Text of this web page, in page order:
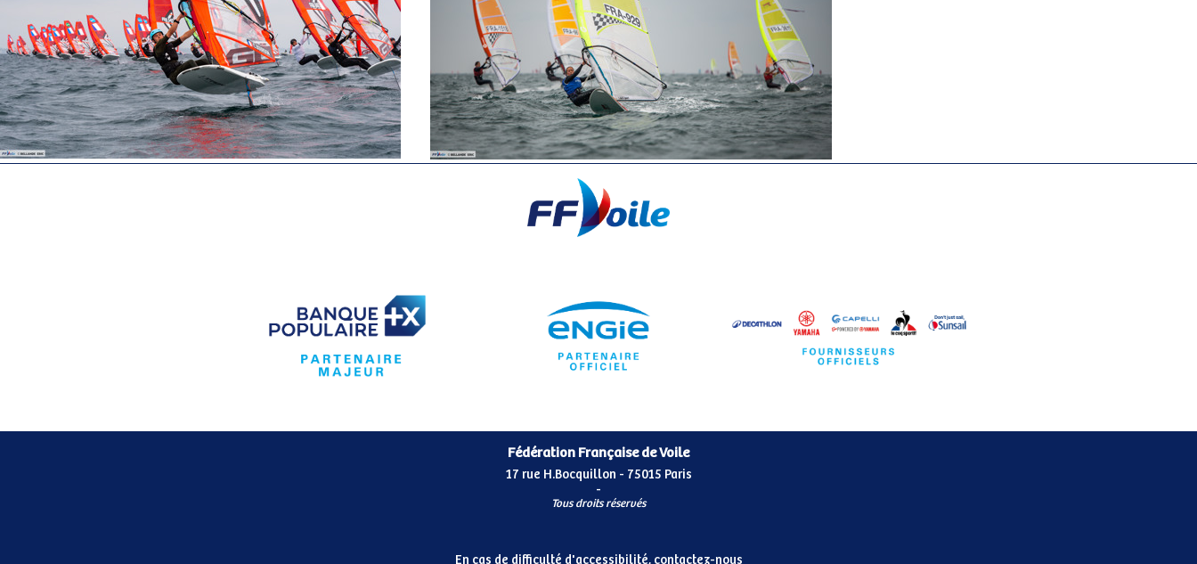
Fédération Française de Voile
17 rue H.Bocquillon - 75015 Paris
-
Tous droits réservés
En cas de difficulté d'accessibilité, contactez-nous